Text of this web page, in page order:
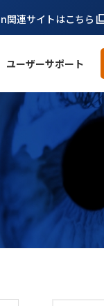
関連サイトはこちら
ユーザーサポート